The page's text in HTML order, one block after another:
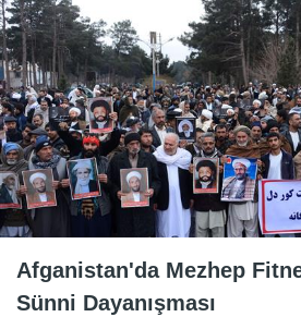
Afganistan'da Mezhep
Sünni Dayanışması